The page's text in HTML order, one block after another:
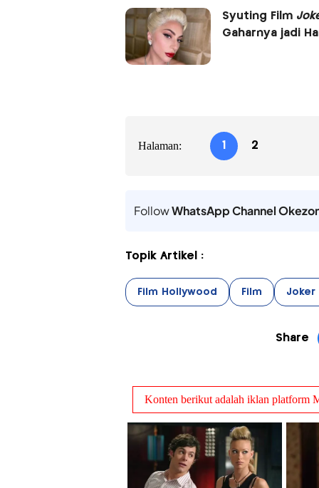
Syuting Film
Gaharnya jadi
Halaman: 1 2
FollowWhatsApp Channel
Topik Artikel :
Film Hollywood Film Joker
Share